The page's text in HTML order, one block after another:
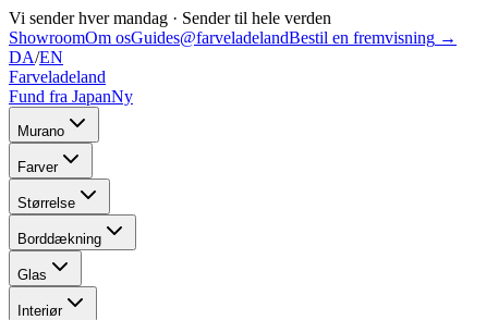
Vi sender hver mandag · Sender til hele verden
ShowroomOm osGuides@farveladelandBestil en fremvisning →
DA/EN
Farveladeland
Fund fra JapanNy
Murano
Farver
Størrelse
Borddækning
Glas
Interiør